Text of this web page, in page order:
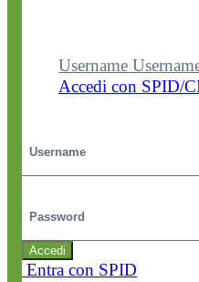
Username
Accedi con SPID/
Accedi
Entra con SPID